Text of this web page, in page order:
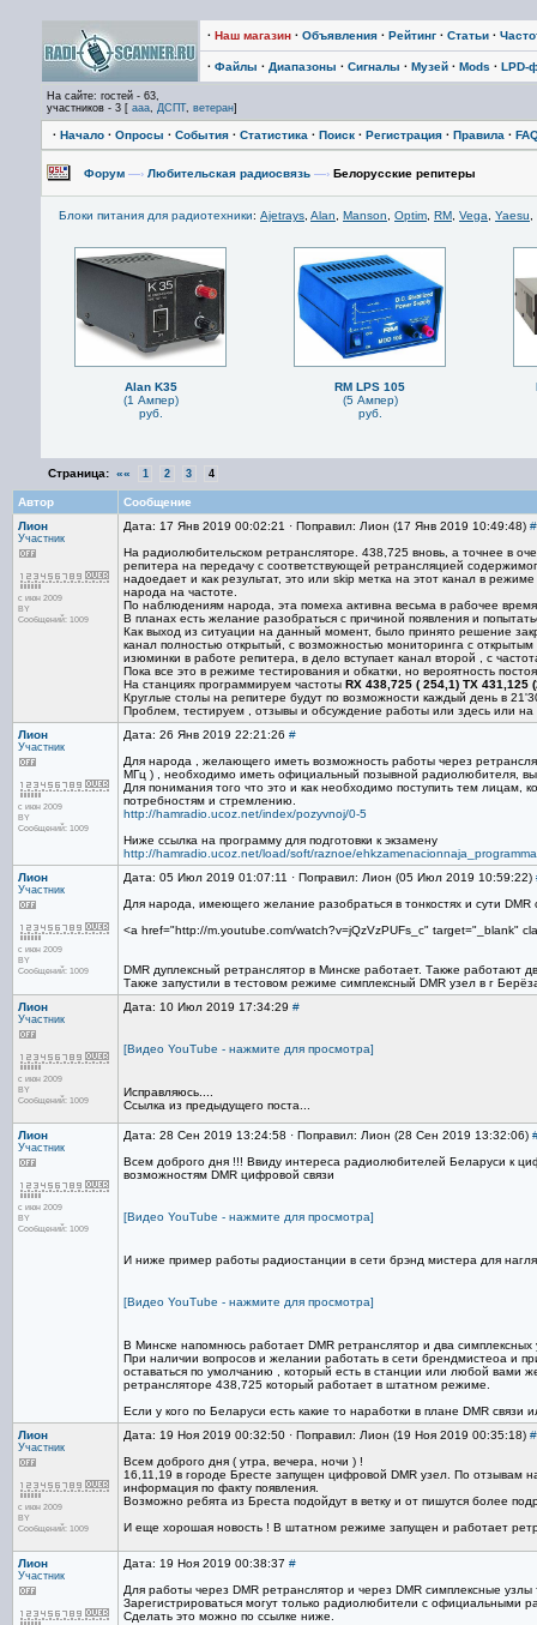
· Наш магазин · Объявления · Рейтинг · Статьи ·
· Файлы · Диапазоны · Сигналы · Музей · Mods · LPD-
На сайте: гостей - 63,
участников - 3 [ aaa, ДСПТ, ветеран]
· Начало · Опросы · События · Статистика · Поиск · Регистрация · Правила ·
Форум —› Любительская радиосвязь —› Белорусские репитеры
Блоки питания для радиотехники: Ajetrays Alan Manson Optim RM Vega Yaesu
Alan K35
(1 Ампер)
руб.
RM LPS 105
(5 Ампер)
руб.
Страница: «« 1 2 3 4
Автор
Сообщение
Лион
Участник
с июн 2009
BY
Сообщений: 1009
Дата: 17 Янв 2019 00:02:21 · Поправил: Лион (17 Янв 2019 10:49:48) #
На радиолюбительском ретрансляторе. 438,725 вновь, а точнее в
репитера на передачу с соответствующей ретрансляцией
надоедает и как результат, это или skip метка на этот канал в
народа на частоте.
По наблюдениям народа, эта помеха активна весьма в рабочее
В планах есть желание разобраться с причиной появления и
Как выход из ситуации на данный момент, было принято решение
канал полностью открытый, с возможностью мониторинга с
изюминки в работе репитера, в дело вступает канал второй , с
Пока все это в режиме тестирования и обкатки, но вероятность
На станциях программируем частоты RX 438,725 ( 254,1) TX 431,125
Круглые столы на репитере будут по возможности каждый день в
Проблем, тестируем , отзывы и обсуждение работы или здесь или на
Лион
Участник
с июн 2009
BY
Сообщений: 1009
Дата: 26 Янв 2019 22:21:26 #
Для народа , желающего иметь возможность работы через
МГц ) , необходимо иметь официальный позывной радиолюбителя,
Для понимания того что это и как необходимо поступить тем
потребностям и стремлению.
http://hamradio.ucoz.net/index/pozyvnoj/0-5
Ниже ссылка на программу для подготовки к экзамену
http://hamradio.ucoz.net/load/soft/raznoe/
Лион
Участник
с июн 2009
BY
Сообщений: 1009
Дата: 05 Июл 2019 01:07:11 · Поправил: Лион (05 Июл 2019 10:59:22)
Для народа, имеющего желание разобраться в тонкостях и сути
<a href="http://m.youtube.com/watch?v=jQzVzPUFs_c" target="_blank"
DMR дуплексный ретранслятор в Минске работает. Также работают
Также запустили в тестовом режиме симплексный DMR узел в г
Лион
Участник
с июн 2009
BY
Сообщений: 1009
Дата: 10 Июл 2019 17:34:29 #
[Видео YouTube - нажмите для просмотра]
Исправляюсь....
Ссылка из предыдущего поста...
Лион
Участник
с июн 2009
BY
Сообщений: 1009
Дата: 28 Сен 2019 13:24:58 · Поправил: Лион (28 Сен 2019 13:32:06)
Всем доброго дня !!! Ввиду интереса радиолюбителей Беларуси к
возможностям DMR цифровой связи
[Видео YouTube - нажмите для просмотра]
И ниже пример работы радиостанции в сети брэнд мистера для
[Видео YouTube - нажмите для просмотра]
В Минске напомнюсь работает DMR ретранслятор и два
При наличии вопросов и желании работать в сети брендмистеоа и
оставаться по умолчанию , который есть в станции или любой
ретрансляторе 438,725 который работает в штатном режиме.
Если у кого по Беларуси есть какие то наработки в плане DMR
Лион
Участник
с июн 2009
BY
Сообщений: 1009
Дата: 19 Ноя 2019 00:32:50 · Поправил: Лион (19 Ноя 2019 00:35:18) #
Всем доброго дня ( утра, вечера, ночи ) !
16,11,19 в городе Бресте запущен цифровой DMR узел. По отзывам
информация по факту появления.
Возможно ребята из Бреста подойдут в ветку и от пишутся более
И еще хорошая новость ! В штатном режиме запущен и работает
Лион
Участник
Дата: 19 Ноя 2019 00:38:37 #
Для работы через DMR ретранслятор и через DMR симплексные узлы
Зарегистрироваться могут только радиолюбители с официальными
Сделать это можно по ссылке ниже.